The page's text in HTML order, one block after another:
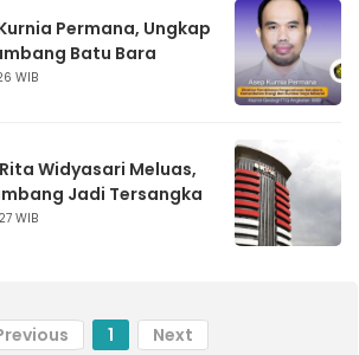
Permana, Ungkap
Batu Bara
WIB
Widyasari Meluas,
Jadi Tersangka
WIB
1 Next